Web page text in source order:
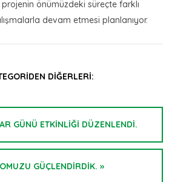
önümüzdeki süreçte farklı
devam etmesi planlanıyor.
DIĞERLERI:
GÜNÜ ETKİNLİĞİ DÜZENLENDİ.
GÜÇLENDİRDİK. »